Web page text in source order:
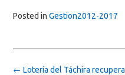
Posted in Gestion2012-2017
Post
← Lotería del Táchira recupera